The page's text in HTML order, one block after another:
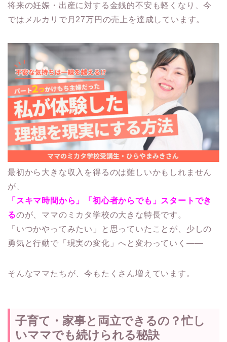
将来の妊娠・出産に対する金銭的不安も軽くなり、今
ではメルカリで月27万円の売上を達成しています。
最初から大きな収入を得るのは難しいかもしれません
が、
「スキマ時間から」「初心者からでも」スタートでき
るのが、ママのミカタ学校の大きな特長です。
「いつかやってみたい」と思っていたことが、少しの
勇気と行動で「現実の変化」へと変わっていく――
そんなママたちが、今もたくさん増えています。
子育て・家事と両立できるの？忙し
いママでも続けられる秘訣